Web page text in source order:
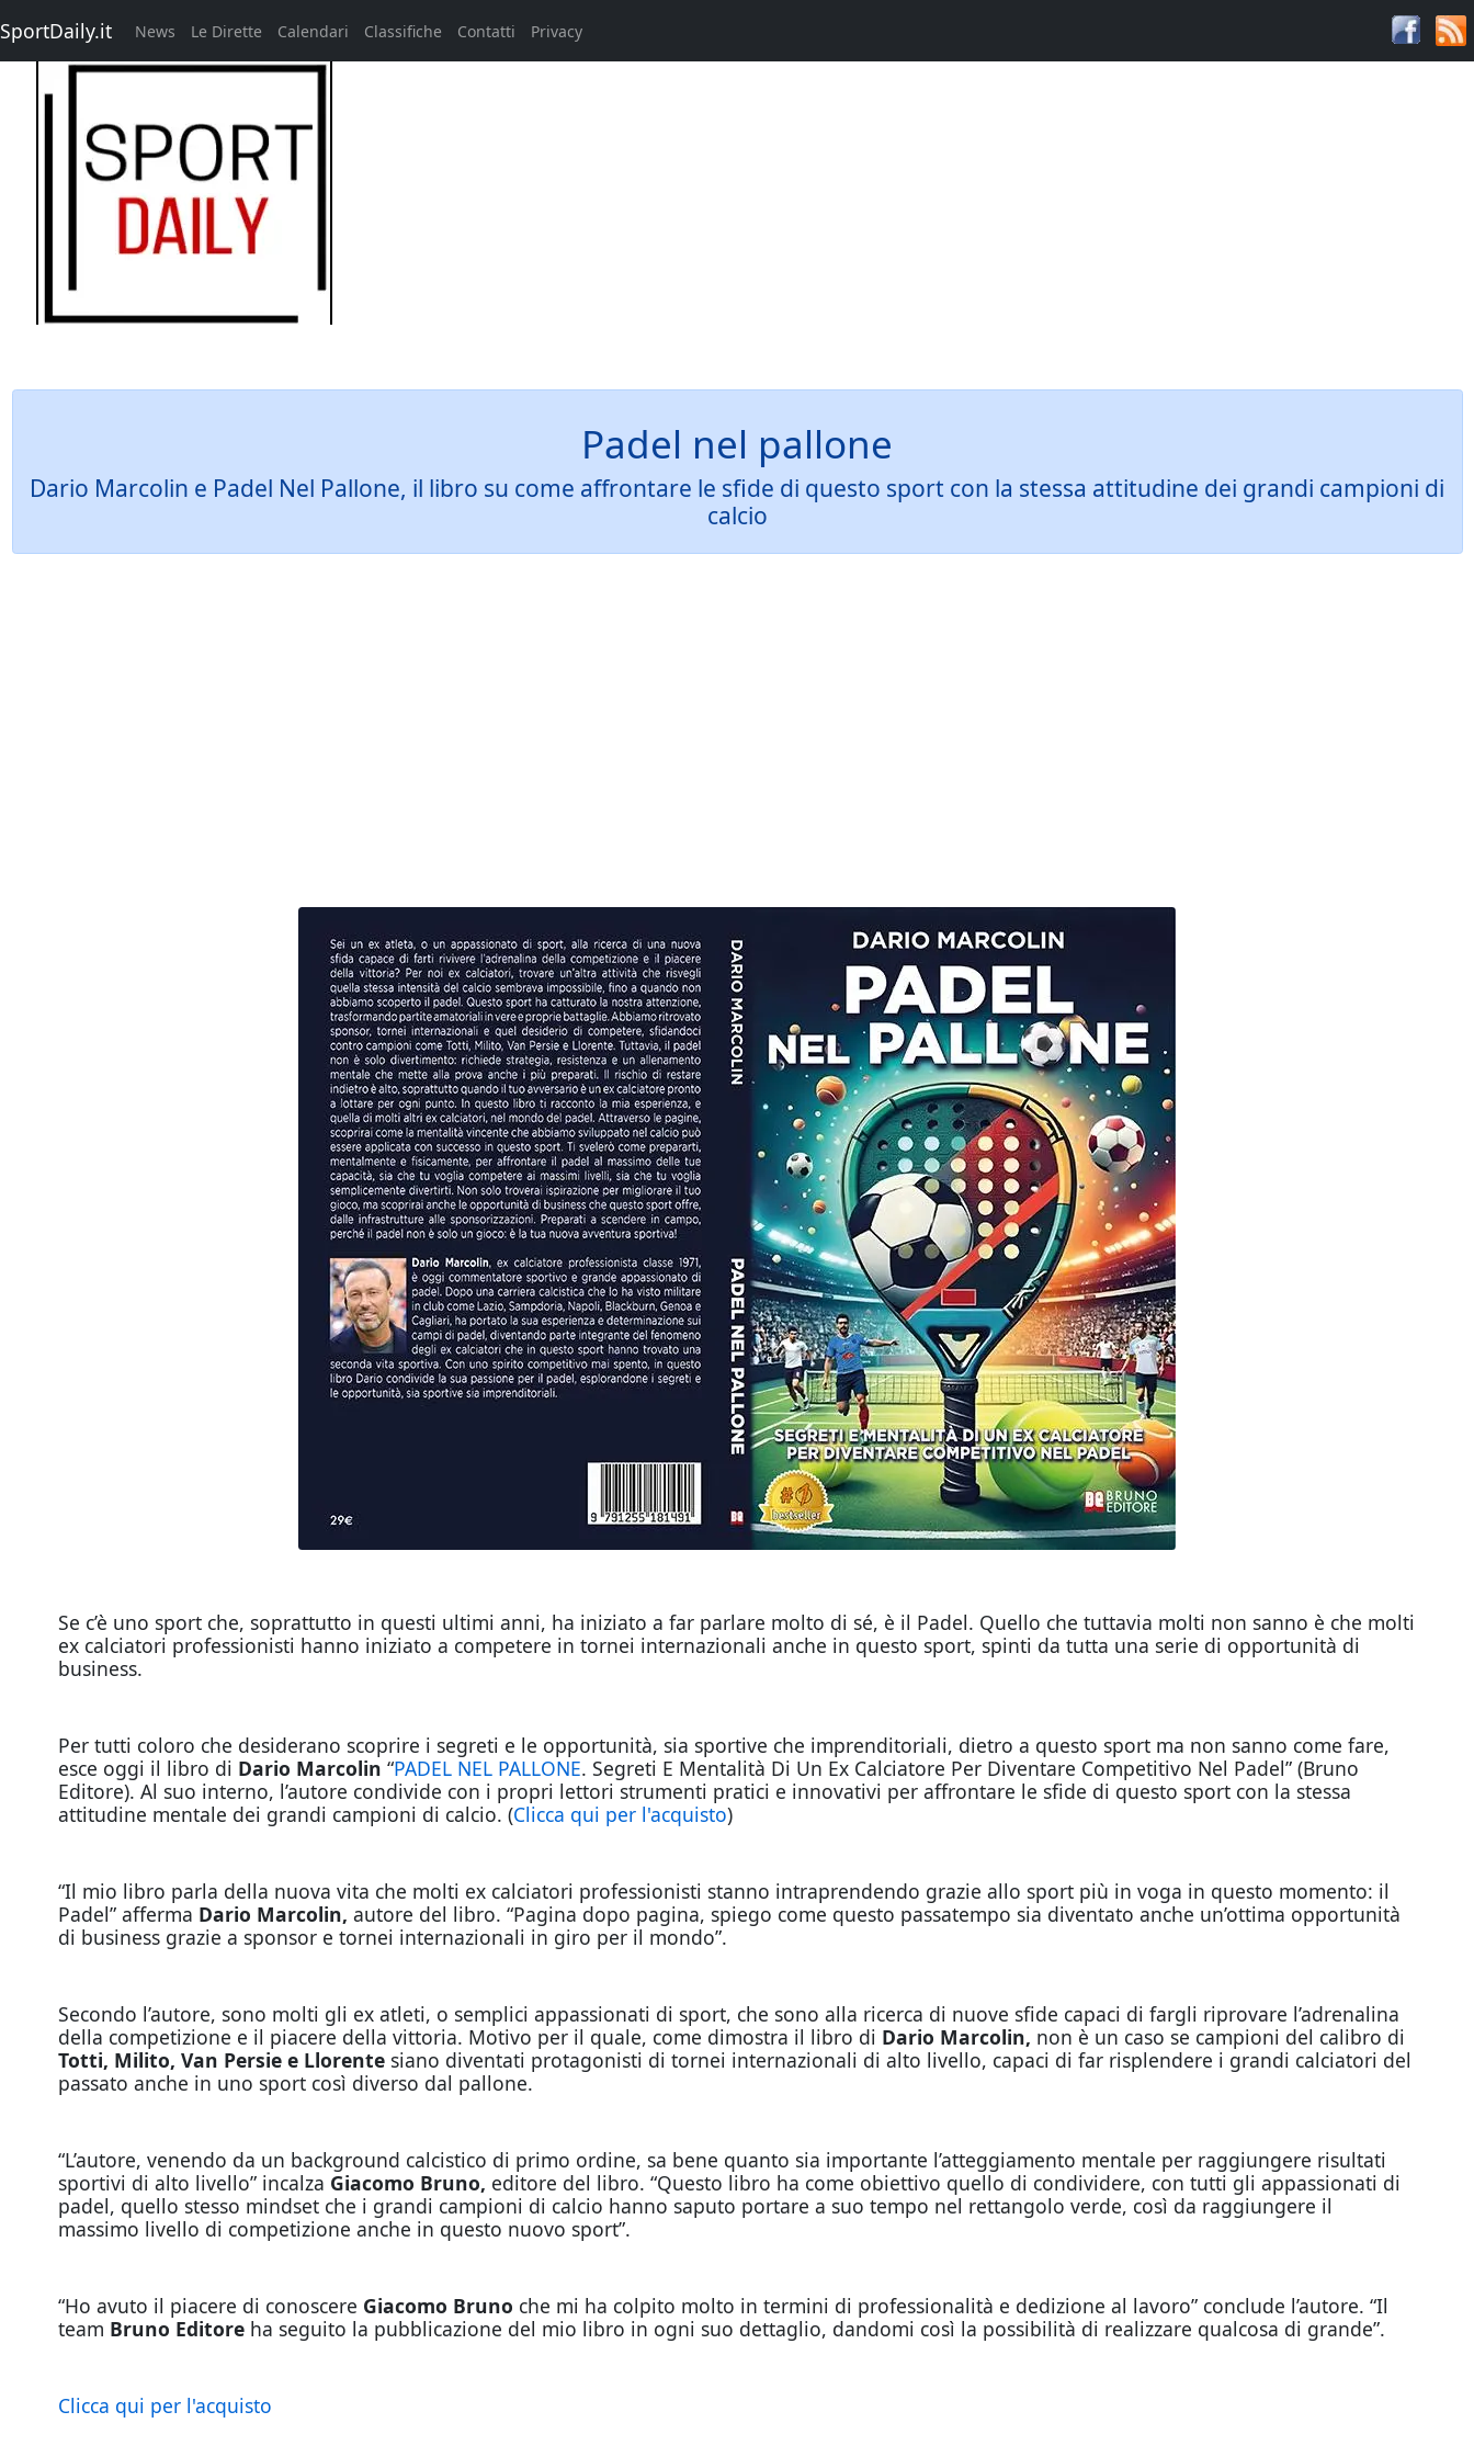
SportDaily.it News Le Dirette Calendari Classifiche Contatti Privacy
Padel nel pallone
Dario Marcolin e Padel Nel Pallone, il libro su come affrontare le sfide di questo sport con la stessa attitudine dei grandi campioni di
calcio
Se c’è uno sport che, soprattutto in questi ultimi anni, ha iniziato a far parlare molto di sé, è il Padel. Quello che tuttavia molti non sanno è che molti
ex calciatori professionisti hanno iniziato a competere in tornei internazionali anche in questo sport, spinti da tutta una serie di opportunità di
business.
Per tutti coloro che desiderano scoprire i segreti e le opportunità, sia sportive che imprenditoriali, dietro a questo sport ma non sanno come fare,
esce oggi il libro di Dario Marcolin “PADEL NEL PALLONE. Segreti E Mentalità Di Un Ex Calciatore Per Diventare Competitivo Nel Padel” (Bruno
Editore). Al suo interno, l’autore condivide con i propri lettori strumenti pratici e innovativi per affrontare le sfide di questo sport con la stessa
attitudine mentale dei grandi campioni di calcio. (Clicca qui per l'acquisto)
“Il mio libro parla della nuova vita che molti ex calciatori professionisti stanno intraprendendo grazie allo sport più in voga in questo momento: il
Padel” afferma Dario Marcolin, autore del libro. “Pagina dopo pagina, spiego come questo passatempo sia diventato anche un’ottima opportunità
di business grazie a sponsor e tornei internazionali in giro per il mondo”.
Secondo l’autore, sono molti gli ex atleti, o semplici appassionati di sport, che sono alla ricerca di nuove sfide capaci di fargli riprovare l’adrenalina
della competizione e il piacere della vittoria. Motivo per il quale, come dimostra il libro di Dario Marcolin, non è un caso se campioni del calibro di
Totti, Milito, Van Persie e Llorentesiano diventati protagonisti di tornei internazionali di alto livello, capaci di far risplendere i grandi calciatori del
passato anche in uno sport così diverso dal pallone.
“L’autore, venendo da un background calcistico di primo ordine, sa bene quanto sia importante l’atteggiamento mentale per raggiungere risultati
sportivi di alto livello” incalza Giacomo Bruno, editore del libro. “Questo libro ha come obiettivo quello di condividere, con tutti gli appassionati di
padel, quello stesso mindset che i grandi campioni di calcio hanno saputo portare a suo tempo nel rettangolo verde, così da raggiungere il
massimo livello di competizione anche in questo nuovo sport”.
“Ho avuto il piacere di conoscere Giacomo Bruno che mi ha colpito molto in termini di professionalità e dedizione al lavoro” conclude l’autore. “Il
team Bruno Editore ha seguito la pubblicazione del mio libro in ogni suo dettaglio, dandomi così la possibilità di realizzare qualcosa di grande”.
Clicca qui per l'acquisto